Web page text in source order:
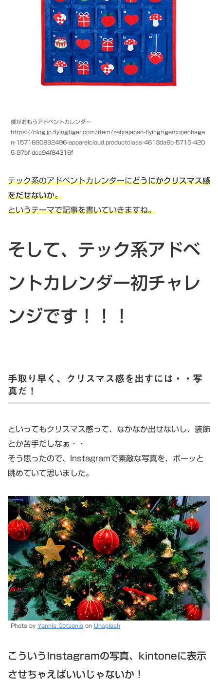
僕がおもうアドベントカレンダー
https://blog.jp.flyingtiger.com/item/zebrajapan-flyingtigercopenhage
n-1571890892496-apparelcloud.productclass-4613da6b-5715-420
5-97bf-dca94f84316f
テック系のアドベントカレンダーにどうにかクリスマス感
をだせないか。
というテーマで記事を書いていきますね。
そして、テック系アドベ
ントカレンダー初チャレ
ンジです！！！
手取り早く、クリスマス感を出すには・・写
真だ！
といってもクリスマス感って、なかなか出せないし、装飾
とか苦手だしなぁ・・
そう思ったので、Instagramで素敵な写真を、ボーッと
眺めていて思いました。
Photo by Yannis Cotsonis on Unsplash
こういうInstagramの写真、kintoneに表示
させちゃえばいいじゃないか！